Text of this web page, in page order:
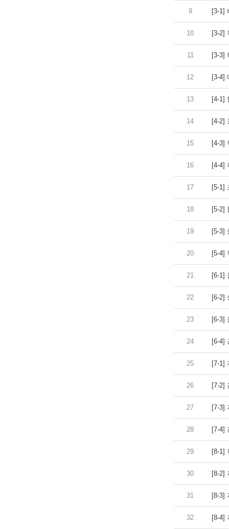
9 [3-1]
10 [3-2]
11 [3-3]
12 [3-4]
13 [4-1]
14 [4-2]
15 [4-3]
16 [4-4]
17 [5-1]
18 [5-2]
19 [5-3]
20 [5-4]
21 [6-1]
22 [6-2]
23 [6-3]
24 [6-4]
25 [7-1]
26 [7-2]
27 [7-3]
28 [7-4]
29 [8-1]
30 [8-2]
31 [8-3]
32 [8-4]